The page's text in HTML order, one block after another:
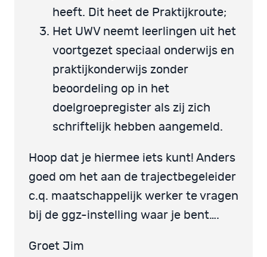
heeft. Dit heet de Praktijkroute;
Het UWV neemt leerlingen uit het
voortgezet speciaal onderwijs en
praktijkonderwijs zonder
beoordeling op in het
doelgroepregister als zij zich
schriftelijk hebben aangemeld.
Hoop dat je hiermee iets kunt! Anders
goed om het aan de trajectbegeleider
c.q. maatschappelijk werker te vragen
bij de ggz-instelling waar je bent….
Groet Jim